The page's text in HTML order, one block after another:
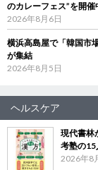
のカレーフェス”を開催
2026年8月6日
横浜高島屋で「韓国市
が集結
2026年8月5日
ヘルスケア
現代書林
考塾の15
2026年8